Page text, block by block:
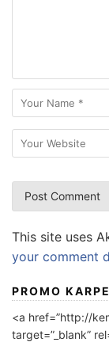
This site uses
your comment
PROMO
<a href=”http://
target=”_blank”